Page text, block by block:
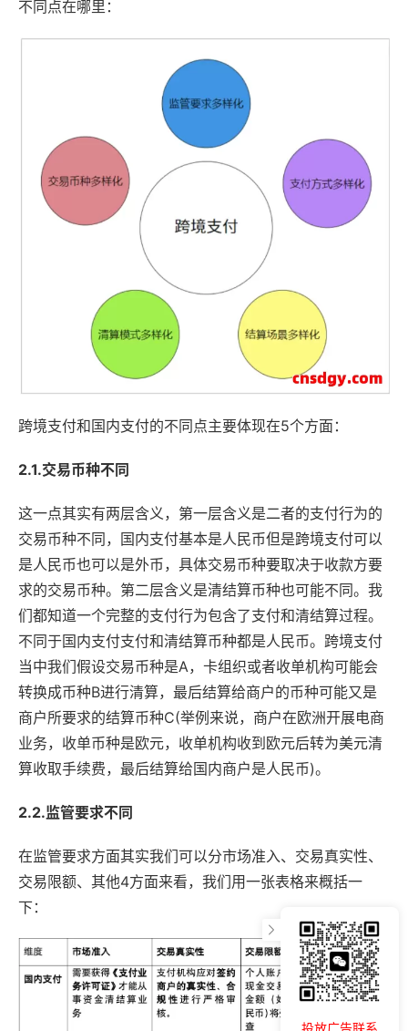
不同点在哪里：
跨境支付和国内支付的不同点主要体现在5个方面：
2.1.交易币种不同
这一点其实有两层含义，第一层含义是二者的支付行为的
交易币种不同，国内支付基本是人民币但是跨境支付可以
是人民币也可以是外币，具体交易币种要取决于收款方要
求的交易币种。第二层含义是清结算币种也可能不同。我
们都知道一个完整的支付行为包含了支付和清结算过程。
不同于国内支付支付和清结算币种都是人民币。跨境支付
当中我们假设交易币种是A，卡组织或者收单机构可能会
转换成币种B进行清算，最后结算给商户的币种可能又是
商户所要求的结算币种C(举例来说，商户在欧洲开展电商
业务，收单币种是欧元，收单机构收到欧元后转为美元清
算收取手续费，最后结算给国内商户是人民币)。
2.2.监管要求不同
在监管要求方面其实我们可以分市场准入、交易真实性、
交易限额、其他4方面来看，我们用一张表格来概括一
下：
投放广告联系